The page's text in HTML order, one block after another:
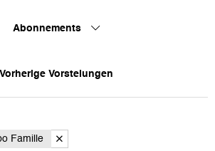
Abonnements
Vorherige Vorstelungen
Famille